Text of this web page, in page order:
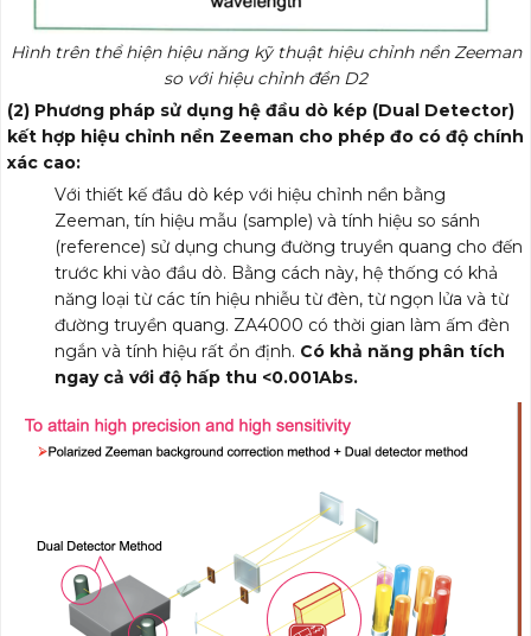
Hình trên thể hiện hiệu năng kỹ thuật hiệu chỉnh nền Zeeman
so với hiệu chỉnh đền D2
(2) Phương pháp sử dụng hệ đầu dò kép (Dual Detector)
kết hợp hiệu chỉnh nền Zeeman cho phép đo có độ chính
xác cao:
Với thiết kế đầu dò kép với hiệu chỉnh nền bằng
Zeeman, tín hiệu mẫu (sample) và tính hiệu so sánh
(reference) sử dụng chung đường truyền quang cho đến
trước khi vào đầu dò. Bằng cách này, hệ thống có khả
năng loại từ các tín hiệu nhiễu từ đèn, từ ngọn lửa và từ
đường truyền quang. ZA4000 có thời gian làm ấm đèn
ngắn và tính hiệu rất ổn định. Có khả năng phân tích
ngay cả với độ hấp thu <0.001Abs.